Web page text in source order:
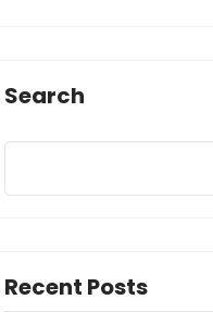
Search
Recent Posts